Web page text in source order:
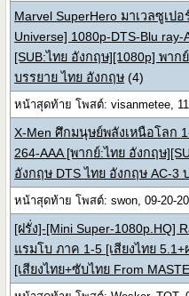
Marvel SuperHero มาเวลซูเป
Universe] 1080p-DTS-Blu
[SUB:ไทย อังกฤษ][1080p] พาก
บรรยาย ไทย อังกฤษ (4)
หน้าสุดท้าย โพสต์: visanmetee,
X-Men ศึกมนุษย์พลังเหนือโลก
264-AAA [พากย์:ไทย อังกฤษ
อังกฤษ DTS ไทย อังกฤษ AC-3
หน้าสุดท้าย โพสต์: swon, 09-20-
[ฝรั่ง]-[Mini Super-1080p.HQ]
แรมโบ ภาค 1-5 [เสียงไทย
[เสียงไทย+ซับไทย From